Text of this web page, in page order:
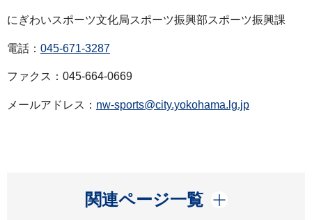
にぎわいスポーツ文化局スポーツ振興部スポーツ振興課
電話： 045-671-3287
ファクス：045-664-0669
メールアドレス： nw-sports@city.yokohama.lg.jp
関連ページ一覧
開く